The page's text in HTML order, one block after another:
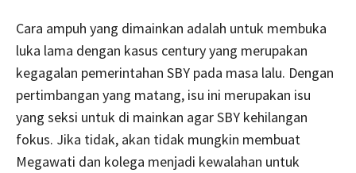
Cara ampuh yang dimainkan adalah untuk membuka
luka lama dengan kasus century yang merupakan
kegagalan pemerintahan SBY pada masa lalu. Dengan
pertimbangan yang matang, isu ini merupakan isu
yang seksi untuk di mainkan agar SBY kehilangan
fokus. Jika tidak, akan tidak mungkin membuat
Megawati dan kolega menjadi kewalahan untuk